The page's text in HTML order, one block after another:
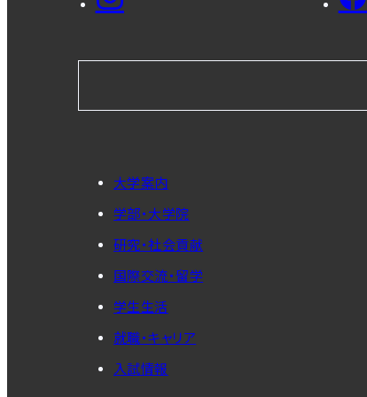
大学案内
学部・大学院
研究・社会貢献
国際交流・留学
学生生活
就職・キャリア
入試情報